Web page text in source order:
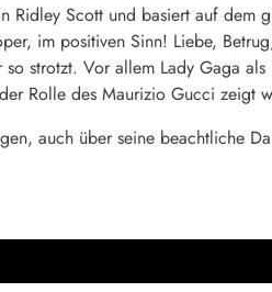
Ridley Scott und basiert auf
im positiven Sinn! Liebe,
strotzt. Vor allem Lady Gaga
Rolle des Maurizio Gucci zeigt
auch über seine beachtliche